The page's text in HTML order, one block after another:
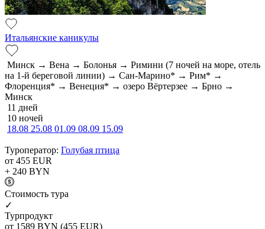
Итальянские каникулы
Минск → Вена → Болонья → Римини (7 ночей на море, отель
на 1-й береговой линии) → Сан-Марино* → Рим* →
Флоренция* → Венеция* → озеро Вёртерзее → Брно →
Минск
11 дней
10 ночей
18.08 25.08 01.09 08.09 15.09
Туроператор: Голубая птица
от 455 EUR
+ 240 BYN
Cтоимость тура
✓
Турпродукт
от 1589 BYN (455 EUR)